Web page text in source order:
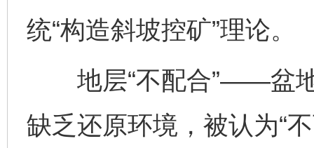
统“构造斜坡控矿”理论。
地层“不配合”——盆地
缺乏还原环境，被认为“